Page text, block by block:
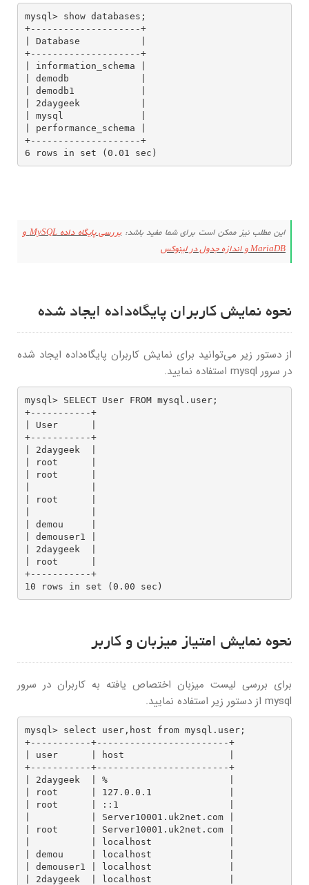
mysql> show databases;
+--------------------+
| Database           |
+--------------------+
| information_schema |
| demodb             |
| demodb1            |
| 2daygeek           |
| mysql              |
| performance_schema |
+--------------------+
6 rows in set (0.01 sec)
این مطلب نیز ممکن است برای شما مفید باشد:
بررسی پایگاه داده MySQL و
MariaDB و اندازه جدول در لینوکس
نحوه نمایش کاربران پایگاه‌داده ایجاد شده
از دستور زیر می‌توانید برای نمایش کاربران پایگاه‌داده ایجاد شده
در سرور mysql استفاده نمایید.
mysql> SELECT User FROM mysql.user;
+-----------+
| User      |
+-----------+
| 2daygeek  |
| root      |
| root      |
| root      |
| demou     |
| demouser1 |
| 2daygeek  |
| root      |
+-----------+
10 rows in set (0.00 sec)
نحوه نمایش امتیاز میزبان و کاربر
برای بررسی لیست میزبان اختصاص یافته به کاربران در سرور
mysql از دستور زیر استفاده نمایید.
mysql> select user,host from mysql.user;
+-----------+------------------------+
| user      | host                   |
+-----------+------------------------+
| 2daygeek  | %                      |
| root      | 127.0.0.1              |
| root      | ::1                    |
|           | Server10001.uk2net.com |
| root      | Server10001.uk2net.com |
|           | localhost              |
| demou     | localhost              |
| demouser1 | localhost              |
| 2daygeek  | localhost              |